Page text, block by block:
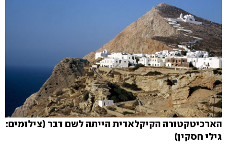
הארכיטקטורה הקיקלאדית הייתה לשם דבר (צילומים:
גילי חסקין)